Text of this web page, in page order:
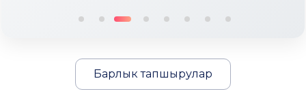
Барлык тапшырулар